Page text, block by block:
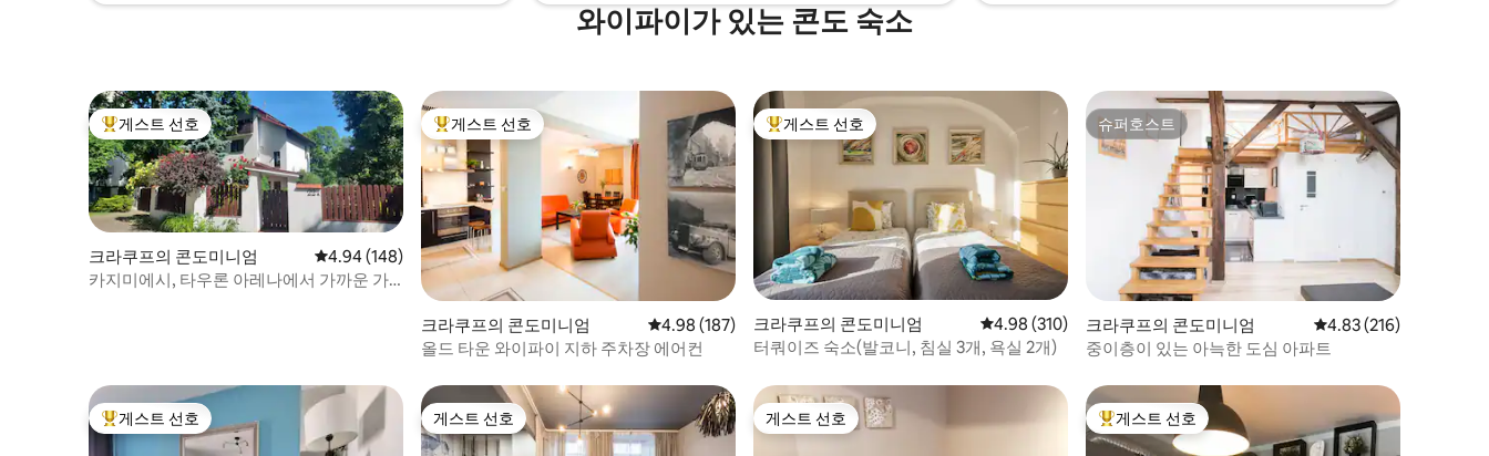
와이파이가 있는 콘도 숙소
상위 게스트 선호
게스트 선호
크라쿠프의 콘도미니엄 평점 4.94점(5점 만점), 후기 148개
4.94 (148)
카지미에시, 타우론 아레나에서 가까운 가
상위 게스트 선호
게스트 선호
크라쿠프의 콘도미니엄 평점 4.98점(5점 만점), 후기 187개
4.98 (187)
올드 타운 와이파이 지하 주차장 에어컨
상위 게스트 선호
게스트 선호
크라쿠프의 콘도미니엄 평점 4.98점(5점 만점), 후기 310개
4.98 (310)
터쿼이즈 숙소(발코니, 침실 3개, 욕실 2개)
슈퍼호스트
슈퍼호스트
크라쿠프의 콘도미니엄 평점 4.83점(5점 만점),
4.83 (216)
중이층이 있는 아늑한 도심 아파트
상위 게스트 선호
게스트 선호 게스트 선호
게스트 선호 게스트 선호
게스트 선호 상위 게스트 선호
게스트 선호